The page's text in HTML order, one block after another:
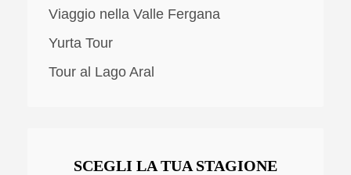
Viaggio nella Valle Fergana
Yurta Tour
Tour al Lago Aral
SCEGLI LA TUA STAGIONE